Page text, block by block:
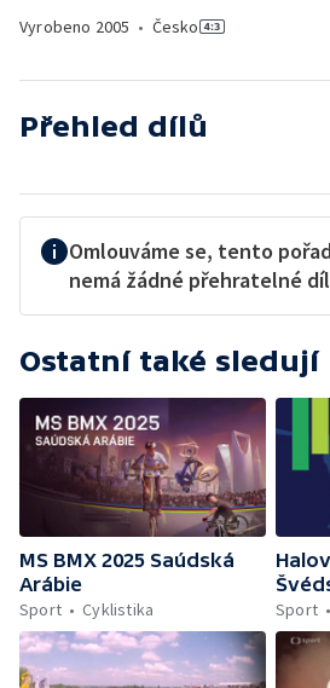
Vyrobeno 2005 • Česko
Přehled dílů
Omlouváme se, tento
nemá žádné přehratelné
Ostatní také sledují
MS BMX 2025 Saúdská
Arábie
Sport
Cyklistika
Sport